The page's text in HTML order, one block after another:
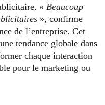
« Beaucoup
», confirme
de l’entreprise. Cet
tendance globale dans
chaque interaction
pour le marketing ou